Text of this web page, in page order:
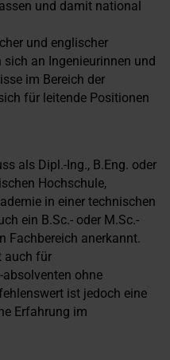
und damit national
und englischer
an Ingenieurinnen und
im Bereich der
für leitende Positionen
als Dipl.-Ing., B.Eng. oder
Hochschule,
in einer technischen
ein B.Sc.- oder M.Sc.-
Fachbereich anerkannt.
auch für
ohne
ist jedoch eine
Erfahrung im